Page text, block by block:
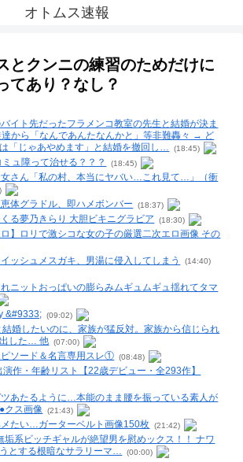
オトムス速報
とクンニの練習のためだけに
てあり？なし？
イト先だったフラメンコ教室の先生と結婚が決ま
達から「なんであんたなんかと」等非難轟々 → ど
「じゃあやめます」と結婚を撤回し…
(18:45)
ュ障って治せる？？？ (18:45)
女さん「私の村、本当にヤバい…これ見て…」（衝
恵体グラドル、即ハメボンバー (18:37)
る夢乃きらり 大胆ビキニグラビア (18:30)
ロ】ロリで激シコな女の子の厳選二次エロ画像 その
イッシュメスガキ、男湯に侵入してしまう (14:40)
ニットおっぱいの膨らみムギュムギュ揺れてタマ
&#9333; (09:02)
婚したいのに、家族が猛反対。家族から信じられ
した… 他 (07:00)
ソード＆名言専用スレ① (08:48)
作・年齢リスト【22歳デビュー・全293作】
あたるように…本能のまま腰を振っている素人が
クス画像 (21:43)
たい…ガーターベルト画像150枚 (21:42)
垢系ビッチギャルが絶望男を慰めックス！！ ナワ
とする根暗なサラリーマ…
(00:00)